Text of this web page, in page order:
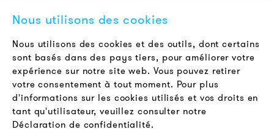
Offres d'emploi
Newsletter
LÉGAL
Conditions Générales de Vente
Protection des Données
Mentions Légales
Nous utilisons des cookies
Nous utilisons des cookies et des outils, dont certains
sont basés dans des pays tiers, pour améliorer votre
expérience sur notre site web. Vous pouvez retirer
votre consentement à tout moment. Pour plus
d'informations sur les cookies utilisés et vos droits en
tant qu'utilisateur, veuillez consulter notre
Déclaration de confidentialité.